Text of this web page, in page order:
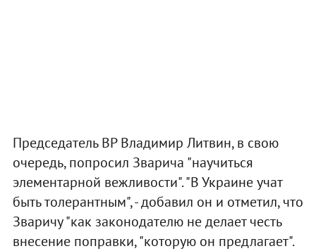
Председатель ВР Владимир Литвин, в свою
очередь, попросил Зварича "научиться
элементарной вежливости". "В Украине учат
быть толерантным", - добавил он и отметил, что
Зваричу "как законодателю не делает честь
внесение поправки, "которую он предлагает".